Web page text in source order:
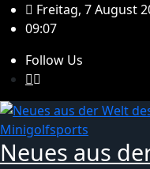
Skip
to
Freitag, 7 August
09:07
Follow Us
Neues aus